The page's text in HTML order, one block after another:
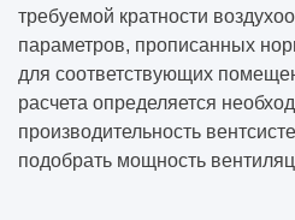
требуемой кратности
параметров, прописанных
для соответствующих
расчета определяется
производительность
подобрать мощность